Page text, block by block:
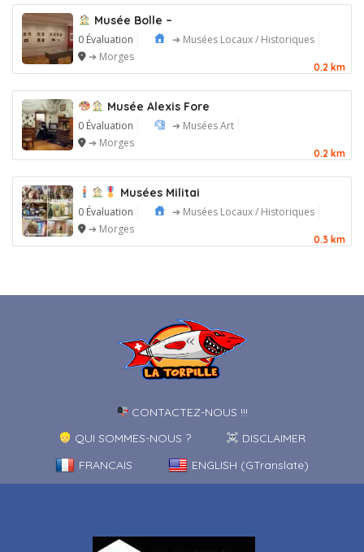
Musée Bolle –
0 Évaluation
➔ Musées Locaux / Historiques
➔ Morges
0.2 km
Musée Alexis Fore
0 Évaluation
➔ Musées Art
➔ Morges
0.2 km
Musées Militai
0 Évaluation
➔ Musées Locaux / Historiques
➔ Morges
0.3 km
CONTACTEZ-NOUS !!!
QUI SOMMES-NOUS ?
DISCLAIMER
FRANCAIS
ENGLISH (GTranslate)